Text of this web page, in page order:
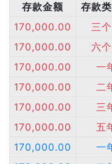
存款金额
存款
170,000.00
三
170,000.00
六
170,000.00
一
170,000.00
二
170,000.00
三
170,000.00
五
170,000.00
一